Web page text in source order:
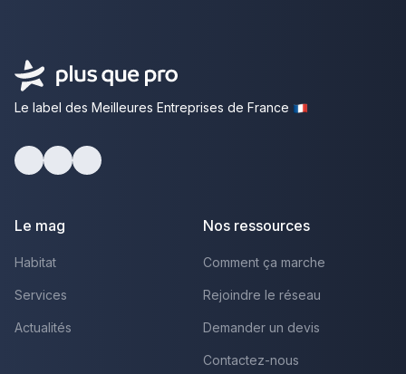
Le label des Meilleures Entreprises de France
Le mag
Habitat
Services
Actualités
Nos ressources
Comment ça marche
Rejoindre le réseau
Demander un devis
Contactez-nous